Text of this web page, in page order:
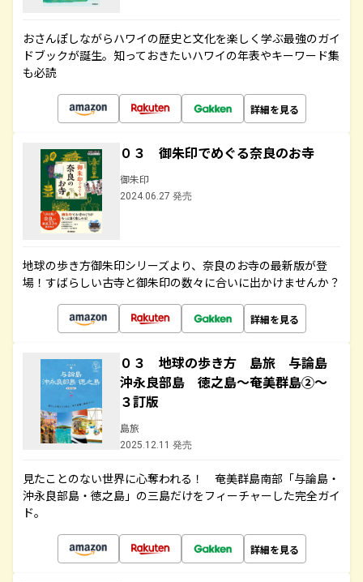
おさんぽしながらハワイの歴史と文化を楽しく学ぶ最強のガイ
ドブックが誕生。知っておきたいハワイの年表やキーワード集
も必読
詳細を見る
０３ 御朱印でめぐる奈良のお寺
御朱印
2024.06.27 発売
地球の歩き方御朱印シリーズより、奈良のお寺の最新版が登
場！すばらしい古寺と御朱印の数々に合いに出かけませんか？
詳細を見る
０３ 地球の歩き方 島旅 与論島
沖永良部島 徳之島～奄美群島②～
３訂版
島旅
2025.12.11 発売
見たことのない世界に心奪われる！ 奄美群島南部「与論島・
沖永良部島・徳之島」の三島だけをフィーチャーした完全ガイ
ド。
詳細を見る